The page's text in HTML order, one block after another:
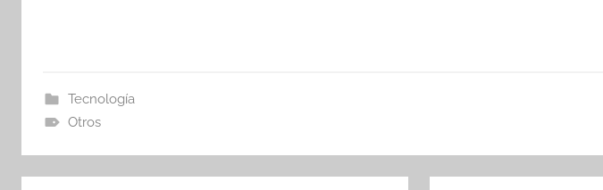
Tecnología
Otros